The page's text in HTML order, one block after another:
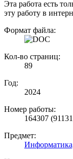
Эта работа есть
эту работу в
Формат файла:
Кол-во страниц:
89
Год:
2024
Номер работы:
164307
Предмет: